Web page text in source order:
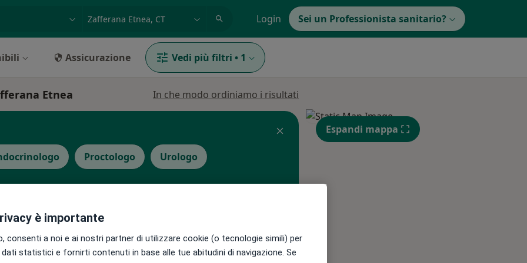
Login Sei un Professionista sanitario?
Assicurazione Vedi più filtri • 1
Etnea In che modo ordiniamo i risultati
Proctologo Urologo
Oggi
9 Ago
Domani
10 Ago
Mar,
11 Ago
Mer,
12 Ago
Gio,
13 Ago
Espandi mappa
è importante
consenti a noi e ai nostri partner di utilizzare cookie (o tecnologie simili) per
statistici e fornirti contenuti in base alle tue abitudini di navigazione. Se